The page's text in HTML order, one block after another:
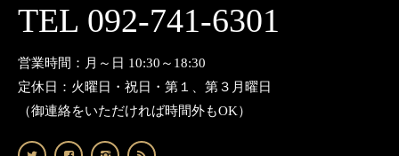
TEL 092-741-6301
営業時間：月～日 10:30～18:30
定休日：火曜日・祝日・第１、第３月曜日
（御連絡をいただければ時間外もOK）